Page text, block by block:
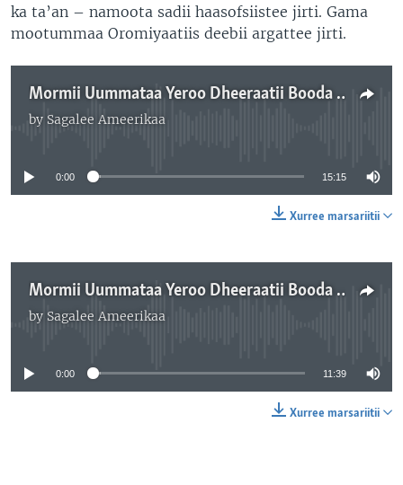
ka ta’an – namoota sadii haasofsiistee jirti. Gama
mootummaa Oromiyaatiis deebii argattee jirti.
Mormii Uummataa Yeroo Dheeraatii Booda Oromiyaan Amma Maal Keessa Jirti: Kutaa 1ffaa
by Sagalee Ameerikaa
No media source currently available
0:00 15:15
Xurree marsariitii
Mormii Uummataa Yeroo Dheeraatii Booda Oromiyaan Amma Maal Keessa Jirti: Kutaa 2ffaa
by Sagalee Ameerikaa
No media source currently available
0:00 11:39
Xurree marsariitii